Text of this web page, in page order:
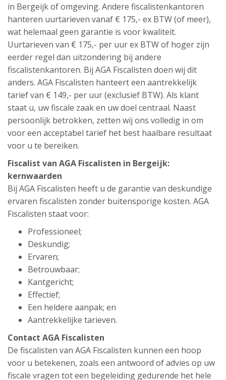
in Bergeijk of omgeving. Andere fiscalistenkantoren
hanteren uurtarieven vanaf € 175,- ex BTW (of meer),
wat helemaal geen garantie is voor kwaliteit.
Uurtarieven van € 175,- per uur ex BTW of hoger zijn
eerder regel dan uitzondering bij andere
fiscalistenkantoren. Bij AGA Fiscalisten doen wij dit
anders. AGA Fiscalisten hanteert een aantrekkelijk
tarief van € 149,- per uur (exclusief BTW). Als klant
staat u, uw fiscale zaak en uw doel centraal. Naast
persoonlijk betrokken, zetten wij ons volledig in om
voor een acceptabel tarief het best haalbare resultaat
voor u te bereiken.
Fiscalist van AGA Fiscalisten in Bergeijk:
kernwaarden
Bij AGA Fiscalisten heeft u de garantie van deskundige
ervaren fiscalisten zonder buitensporige kosten. AGA
Fiscalisten staat voor:
Professioneel;
Deskundig;
Ervaren;
Betrouwbaar;
Kantgericht;
Effectief;
Een heldere aanpak; en
Aantrekkelijke tarieven.
Contact AGA Fiscalisten
De fiscalisten van AGA Fiscalisten kunnen een hoop
voor u betekenen, zoals een antwoord of advies op uw
fiscale vragen tot een begeleiding gedurende het hele